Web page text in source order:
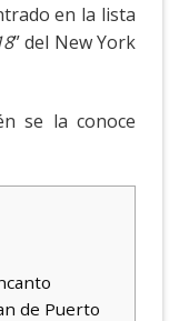
en la lista
” del New York
se la conoce
de Puerto